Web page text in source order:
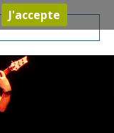
J'accepte